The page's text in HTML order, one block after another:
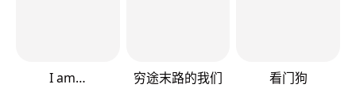
I am… 穷途末路的我们 看门狗